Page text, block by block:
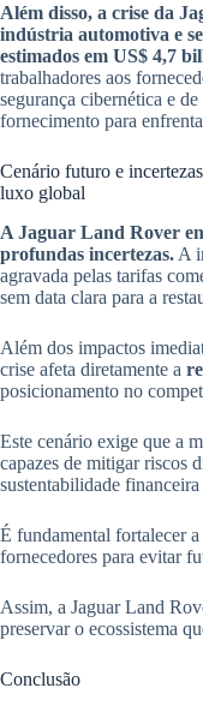
Além disso, a crise da
indústria automotiva e
estimados em US$ 4,7
trabalhadores aos
segurança cibernética e
fornecimento para
Cenário futuro e
luxo global
A Jaguar Land Rover
profundas incertezas. A
agravada pelas tarifas
sem data clara para a
Além dos impactos
crise afeta diretamente a
posicionamento no
Este cenário exige que a
capazes de mitigar riscos
sustentabilidade
É fundamental fortalecer
fornecedores para evitar
Assim, a Jaguar Land
preservar o ecossistema
Conclusão